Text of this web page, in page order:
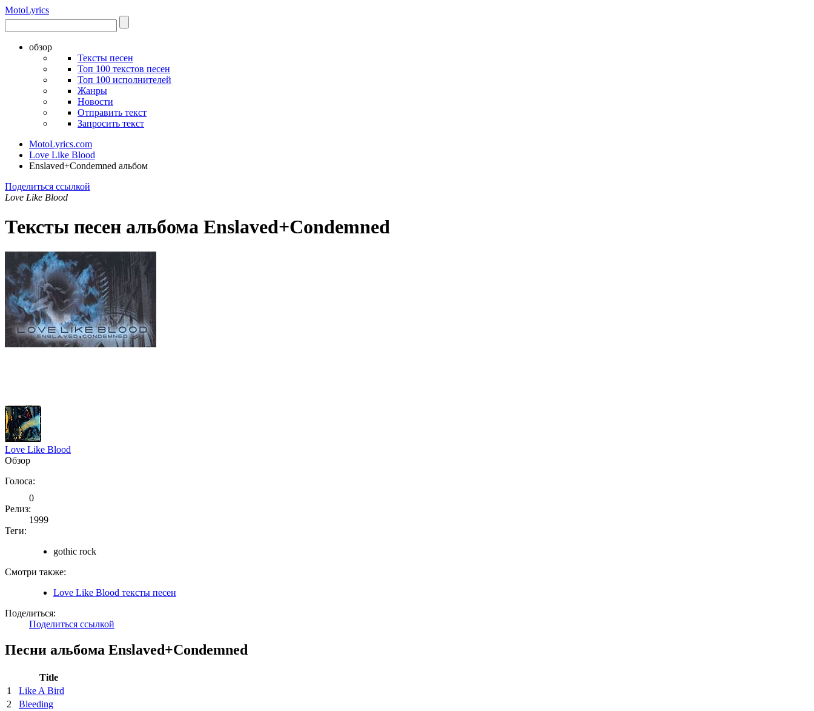
MotoLyrics
обзор
Тексты песен
Топ 100 текстов песен
Топ 100 исполнителей
Жанры
Новости
Отправить текст
Запросить текст
MotoLyrics.com
Love Like Blood
Enslaved+Condemned альбом
Поделиться ссылкой
Love Like Blood
Тексты песен альбома Enslaved+Condemned
Love Like Blood
Обзор
Голоса:
0
Релиз:
1999
Теги:
gothic rock
Смотри также:
Love Like Blood тексты песен
Поделиться:
Поделиться ссылкой
Песни альбома Enslaved+Condemned
Title
1
Like A Bird
2
Bleeding